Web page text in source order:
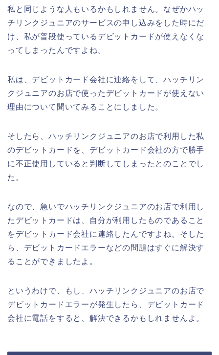
私と同じような人もいるかもしれません。なぜかハッ
チリンクジュニアのサービスの申し込みをした時にだ
け、私が普段使っているデビットカードが使えなくな
ってしまったんですよね。
私は、デビットカード会社に連絡をして、ハッチリン
クジュニアのお店で使ったデビットカードが使えない
理由について聞いてみることにしました。
そしたら、ハッチリンクジュニアのお店で利用した私
のデビットカードを、デビットカード会社の方で勝手
に不正使用していると判断してしまったとのことでし
た。
なので、急いでハッチリンクジュニアのお店で利用し
たデビットカードは、自分が利用したものであること
をデビットカード会社に連絡したんですよね。そした
ら、デビットカードエラーなどの問題はすぐに解決す
ることができましたよ。
というわけで、もし、ハッチリンクジュニアのお店で
デビットカードエラーが発生したら、デビットカード
会社に電話をすると、解決できるかもしれませんよ。